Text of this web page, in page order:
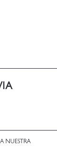
principio falso y
difícil de afrontar
no solo
NUESTRA